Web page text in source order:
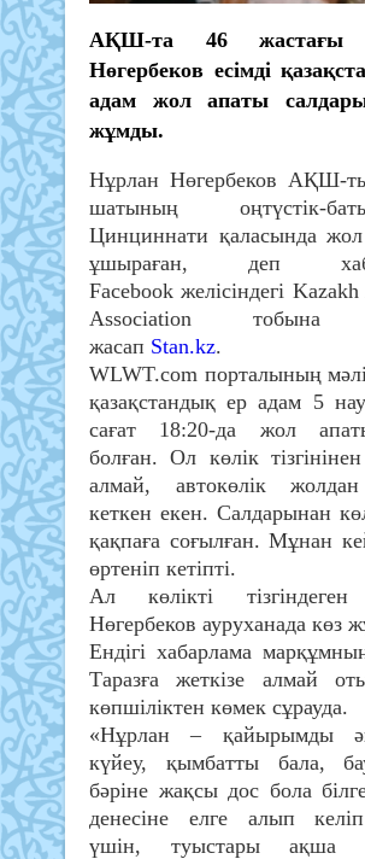
АҚШ-та 46 жастағы
Нөгербеков есімді
адам жол апаты
жұмды.
Нұрлан Нөгербеков АҚШ-
шатының оңтүстік-
Цинциннати қаласында
ұшыраған, деп
Facebook желісіндегі
Association тобына
жасап Stan.kz.
WLWT.com порталының
қазақстандық ер адам 5
сағат 18:20-да жол
болған. Ол көлік
алмай, автокөлік
кеткен екен. Салдарынан
қақпаға соғылған. Мұнан
өртеніп кетіпті.
Ал көлікті
Нөгербеков ауруханада көз
Ендігі хабарлама
Таразға жеткізе алмай
көпшіліктен көмек сұрауда.
«Нұрлан – қайырымды
күйеу, қымбатты бала,
бәріне жақсы дос бола
денесіне елге алып
үшін, туыстары ақша